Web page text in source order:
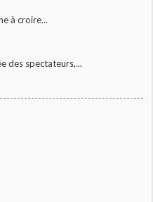
à croire...
des spectateurs,...